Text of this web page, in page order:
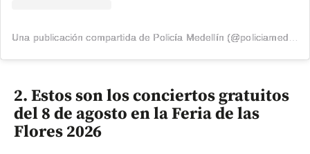
2. Estos son los conciertos gratuitos
del 8 de agosto en la Feria de las
Flores 2026